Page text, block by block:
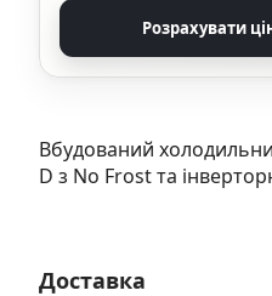
Розрахувати
Вбудований
D з No Frost та
Доставка